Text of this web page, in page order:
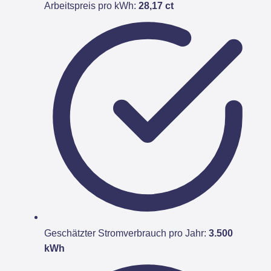
Arbeitspreis pro kWh: 28,17 ct
Geschätzter Stromverbrauch pro Jahr: 3.500
kWh